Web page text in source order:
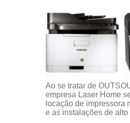
Ao se tratar de
empresa Laser Home
locação de impressora
e as instalações de